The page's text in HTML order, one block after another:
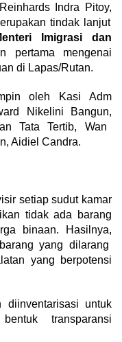
Reinhards Indra Pitoy,
tindak lanjut
Imigrasi dan
pertama mengenai
di Lapas/Rutan.
oleh Kasi Adm
Nikelini Bangun,
Tata Tertib, Wan
Aidiel Candra.
setiap sudut kamar
tidak ada barang
binaan. Hasilnya,
yang dilarang
yang berpotensi
diinventarisasi untuk
transparansi